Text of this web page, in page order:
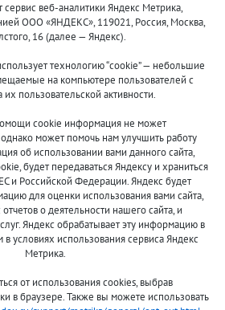
2024 "Волжские приманки"
8 (800)
7844
О компании
Новости
Контакты
сервис веб-аналитики Яндекс Метрика,
ООО «ЯНДЕКС», 119021, Россия, Москва,
16 (далее — Яндекс).
технологию “cookie” — небольшие
на компьютере пользователей с
пользовательской активности.
cookie информация не может
может помочь нам улучшить работу
об использовании вами данного сайта,
будет передаваться Яндексу и храниться
и Российской Федерации. Яндекс будет
для оценки использования вами сайта,
о деятельности нашего сайта, и
Яндекс обрабатывает эту информацию в
в условиях использования сервиса Яндекс
Метрика.
от использования cookies, выбрав
в браузере. Также вы можете использовать